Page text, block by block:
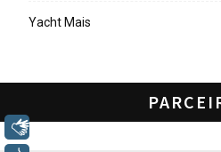
Yacht Mais
Libras